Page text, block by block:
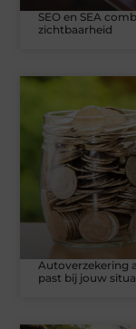
SEO en SEA
zichtbaarheid
Autoverzekering
past bij jouw